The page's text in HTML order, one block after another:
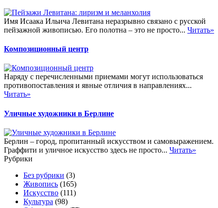
Имя Исаака Ильича Левитана неразрывно связано с русской
пейзажной живописью. Его полотна – это не просто... Читать»
Композиционный центр
Наряду с перечисленными приемами могут использоваться
противопоставления и явные отличия в направлениях...
Читать»
Уличные художники в Берлине
Берлин – город, пропитанный искусством и самовыражением.
Граффити и уличное искусство здесь не просто... Читать»
Рубрики
Без рубрики (3)
Живопись (165)
Искусство (111)
Культура (98)